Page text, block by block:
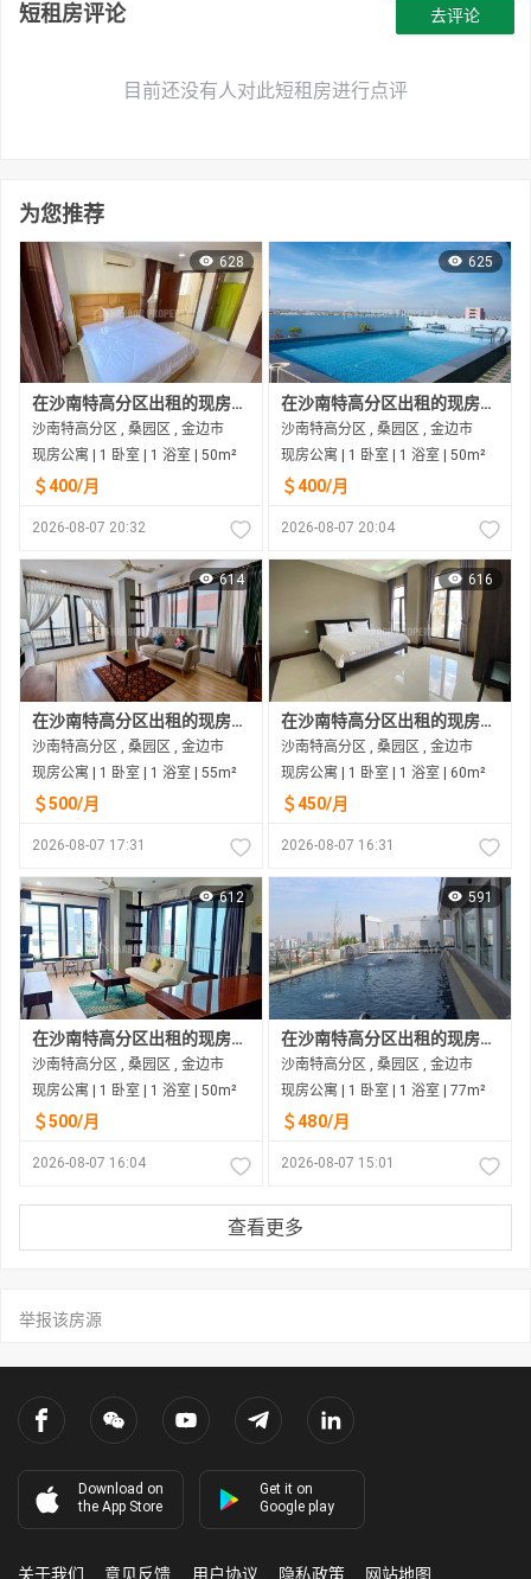
短租房评论
目前还没有人对此短租房进行点评
去评论
为您推荐
628
在沙南特高分区出租的现房公寓
沙南特高分区 , 桑园区 , 金边市
现房公寓 | 1 卧室 | 1 浴室 | 50m²
＄400/月
2026-08-07 20:32
625
在沙南特高分区出租的现房公寓
沙南特高分区 , 桑园区 , 金边市
现房公寓 | 1 卧室 | 1 浴室 | 50m²
＄400/月
2026-08-07 20:04
614
在沙南特高分区出租的现房公寓
沙南特高分区 , 桑园区 , 金边市
现房公寓 | 1 卧室 | 1 浴室 | 55m²
＄500/月
2026-08-07 17:31
616
在沙南特高分区出租的现房公寓
沙南特高分区 , 桑园区 , 金边市
现房公寓 | 1 卧室 | 1 浴室 | 60m²
＄450/月
2026-08-07 16:31
612
在沙南特高分区出租的现房公寓
沙南特高分区 , 桑园区 , 金边市
现房公寓 | 1 卧室 | 1 浴室 | 50m²
＄500/月
2026-08-07 16:04
591
在沙南特高分区出租的现房公寓
沙南特高分区 , 桑园区 , 金边市
现房公寓 | 1 卧室 | 1 浴室 | 77m²
＄480/月
2026-08-07 15:01
查看更多
举报该房源
Download on
the App Store
Get it on
Google play
关于我们 意见反馈 用户协议 隐私政策 网站地图